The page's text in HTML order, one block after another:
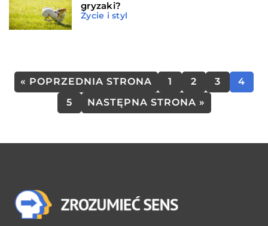
gryzaki?
Życie i styl
« POPRZEDNIA STRONA 1 2 3
4
5
NASTĘPNA STRONA »